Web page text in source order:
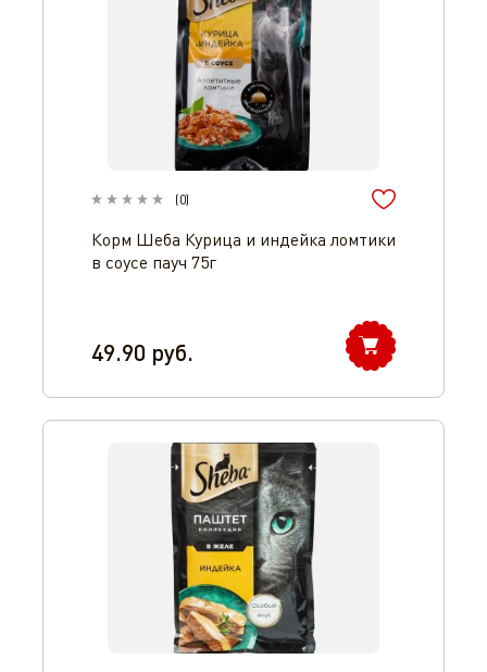
(0)
Корм Шеба Курица и индейка ломтики
в соусе пауч 75г
49.90 руб.